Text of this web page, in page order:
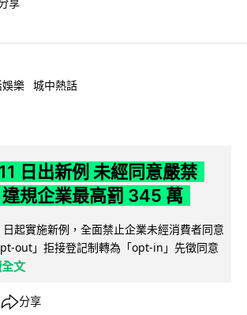
享
娛樂 城中熱話
日出新例 未經同意嚴禁
規企業最高罰 345 萬
起實施新例，全面禁止企業未經消費者同意
out」拒接登記制轉為「opt-in」先徵同意
文
分享